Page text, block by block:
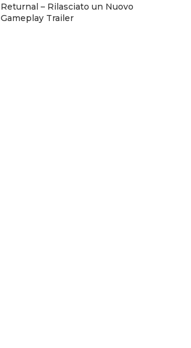
Returnal – Rilasciato un Nuovo
Gameplay Trailer